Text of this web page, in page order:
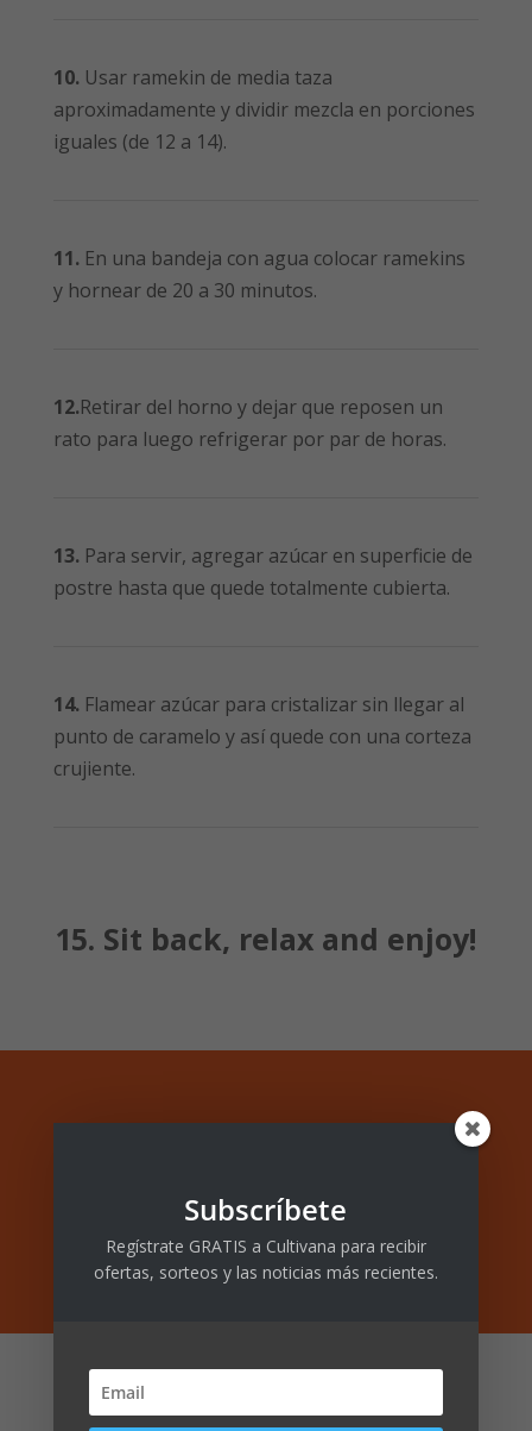
10.Usar ramekin de media taza
aproximadamente y dividir mezcla en porciones
iguales (de 12 a 14).
11.En una bandeja con agua colocar ramekins
y hornear de 20 a 30 minutos.
12.Retirar del horno y dejar que reposen un
rato para luego refrigerar por par de horas.
13.Para servir, agregar azúcar en superficie de
postre hasta que quede totalmente cubierta.
14.Flamear azúcar para cristalizar sin llegar al
punto de caramelo y así quede con una corteza
crujiente.
15. Sit back, relax and enjoy!
Ordena tu MagicalButter
Subscríbete
Regístrate GRATIS a Cultivana para recibir
ofertas, sorteos y las noticias más recientes.